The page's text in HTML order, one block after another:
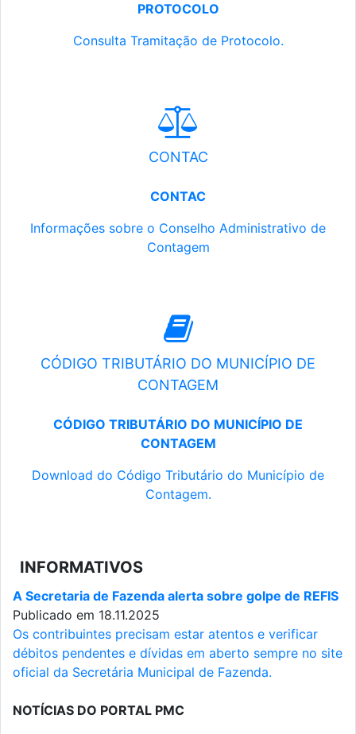
PROTOCOLO
Consulta Tramitação de Protocolo.
CONTAC
CONTAC
Informações sobre o Conselho Administrativo de
Contagem
CÓDIGO TRIBUTÁRIO DO MUNICÍPIO DE
CONTAGEM
CÓDIGO TRIBUTÁRIO DO MUNICÍPIO DE
CONTAGEM
Download do Código Tributário do Município de
Contagem.
INFORMATIVOS
A Secretaria de Fazenda alerta sobre golpe de REFIS
Publicado em 18.11.2025
Os contribuintes precisam estar atentos e verificar
débitos pendentes e dívidas em aberto sempre no site
oficial da Secretária Municipal de Fazenda.
NOTÍCIAS DO PORTAL PMC